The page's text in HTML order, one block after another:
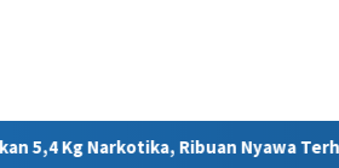
Nyawa Terhindar dari Bahaya